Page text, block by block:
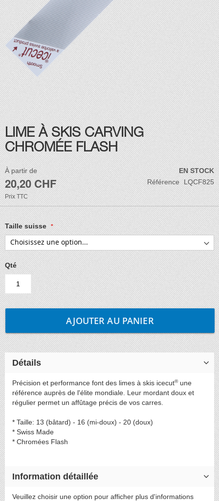
LIME À SKIS CARVING
CHROMÉE FLASH
À partir de
20,20 CHF
PrixTTC
EN STOCK
Référence LQCF825
Taille suisse
Qté
AJOUTER AU PANIER
Skip
to
the
beginning
of
the
images
gallery
Détails
Précision et performance font des limes à skis icecut®une
référence auprès de l'élite mondiale. Leur mordant doux et
régulier permet un affûtage précis de vos carres.
* Taille: 13 (bâtard) - 16 (mi-doux) - 20 (doux)
* Swiss Made
* Chromées Flash
Information détaillée
Plus
Veuillez choisir une option pour afficher plus d'informations